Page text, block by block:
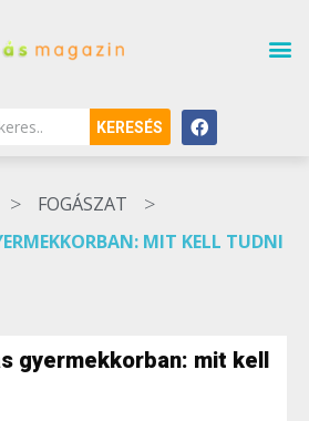
KERESÉS
> FOGÁSZAT >
MIT KELL TUDNI
gyermekkorban: mit kell